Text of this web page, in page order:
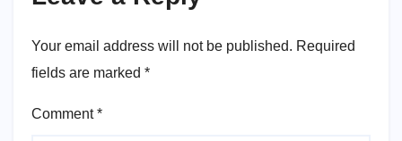
Your email address will not be published. Required
fields are marked *
Comment*